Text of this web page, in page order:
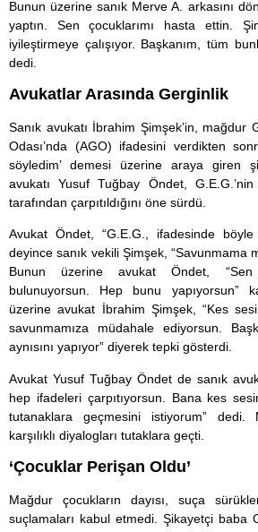
Bunun üzerine sanık Merve A. arkasını
yaptın. Sen çocuklarımı hasta ettin.
iyileştirmeye çalışıyor. Başkanım, tüm
dedi.
Avukatlar Arasında Gerginlik
Sanık avukatı İbrahim Şimşek’in, mağdur
Odası’nda (AGO) ifadesini verdikten
söyledim’ demesi üzerine araya giren
avukatı Yusuf Tuğbay Öndet,
tarafından çarpıtıldığını öne sürdü.
Avukat Öndet, “G.E.G., ifadesinde
deyince sanık vekili Şimşek, “Savunmama
Bunun üzerine avukat Öndet,
bulunuyorsun. Hep bunu yapıyorsun”
üzerine avukat İbrahim Şimşek, “Kes
savunmamıza müdahale ediyorsun.
aynısını yapıyor” diyerek tepki gösterdi.
Avukat Yusuf Tuğbay Öndet de sanık
hep ifadeleri çarpıtıyorsun. Bana kes
tutanaklara geçmesini istiyorum” dedi.
karşılıklı diyalogları tutaklara geçti.
‘Çocuklar Perişan Oldu’
Mağdur çocukların dayısı, suça
suçlamaları kabul etmedi. Şikayetçi baba